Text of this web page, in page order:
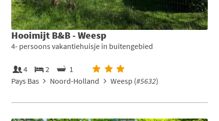
Hooimijt B&B - Weesp
4- persoons vakantiehuisje in buitengebied
4 2
1
Pays Bas
Noord-Holland Weesp (#5632)